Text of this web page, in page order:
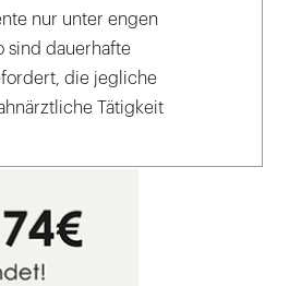
nur unter engen
sind dauerhafte
die jegliche
Tätigkeit